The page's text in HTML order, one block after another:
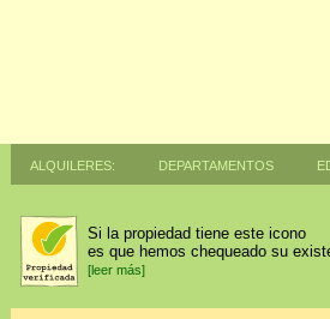
Alquileres: Departamentos
Si la propiedad tiene este icono
es que hemos chequeado su
[leer más]